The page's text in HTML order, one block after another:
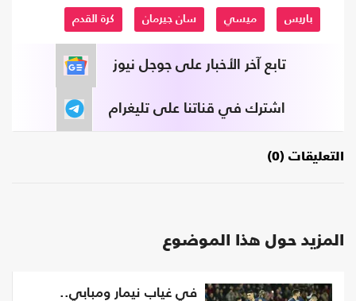
باريس ميسي سان جيرمان كرة القدم
تابع آخر الأخبار على جوجل نيوز
اشترك في قناتنا على تليغرام
التعليقات (0)
المزيد حول هذا الموضوع
في غياب نيمار ومبابي..